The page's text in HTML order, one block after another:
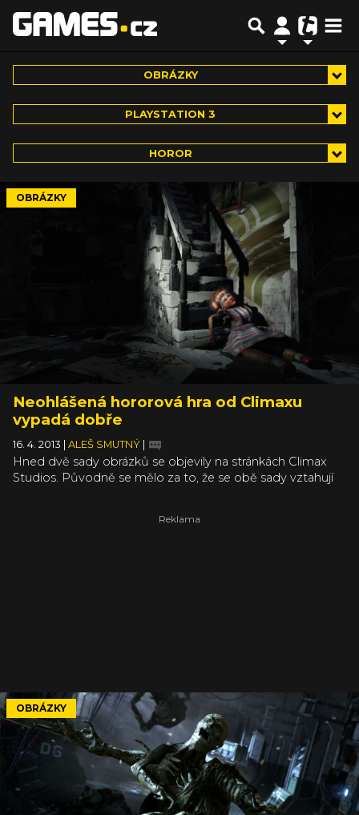
OBRÁZKY
PLAYSTATION 3
HOROR
OBRÁZKY
Neohlášená hororová hra od Climaxu
vypadá dobře
16. 4. 2013 ALEŠ SMUTNÝ
Hned dvě sady obrázků se objevily na stránkách Climax
Studios. Původně se mělo za to, že se obě sady vztahují
Memories, pracuje jen na jedné hře. To, co bylo
OBRÁZKY